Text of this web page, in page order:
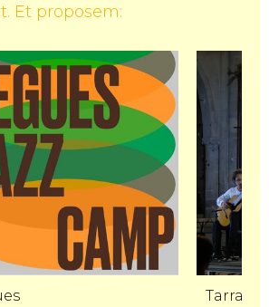
Et proposem: